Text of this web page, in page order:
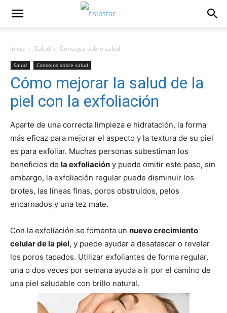
Inicio Salud Consejos sobre salud
Salud Consejos sobre salud
Cómo mejorar la salud de la
piel con la exfoliación
Aparte de una correcta limpieza e hidratación, la forma
más eficaz para mejorar el aspecto y la textura de su piel
es para exfoliar. Muchas personas subestiman los
beneficios de la exfoliación y puede omitir este paso, sin
embargo, la exfoliación regular puede disminuir los
brotes, las líneas finas, poros obstruidos, pelos
encarnados y una tez mate.
Con la exfoliación se fomenta un nuevo crecimiento
celular de la piel, y puede ayudar a desatascar o revelar
los poros tapados. Utilizar exfoliantes de forma regular,
una o dos veces por semana ayuda a ir por el camino de
una piel saludable con brillo natural.